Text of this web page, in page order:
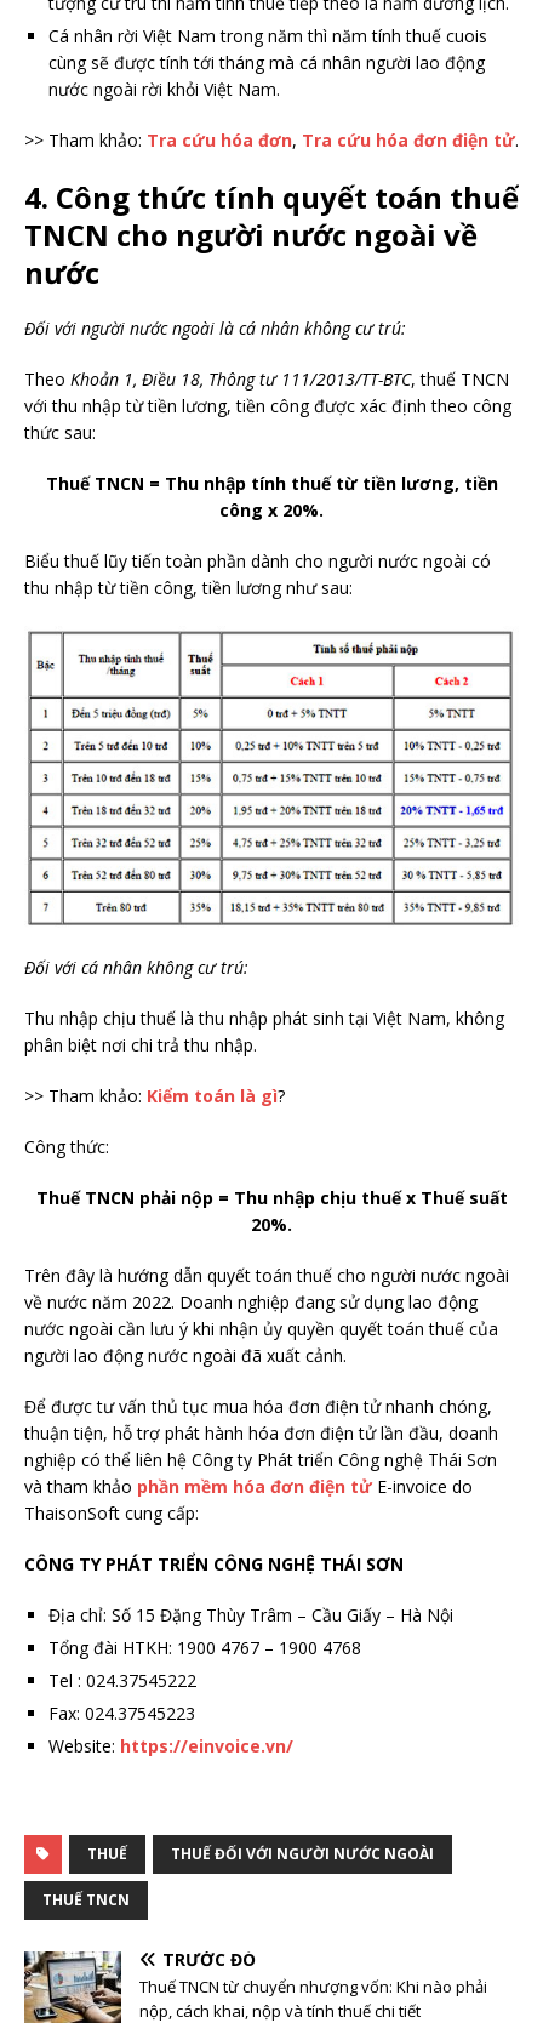
Cá nhân rời Việt Nam trong năm thì năm tính thuế cuois
cùng sẽ được tính tới tháng mà cá nhân người lao động
nước ngoài rời khỏi Việt Nam.
>> Tham khảo: Tra cứu hóa đơn, Tra cứu hóa đơn điện tử.
4. Công thức tính quyết toán thuế
TNCN cho người nước ngoài về
nước
Đối với người nước ngoài là cá nhân không cư trú:
Theo Khoản 1, Điều 18, Thông tư 111/2013/TT-BTC, thuế TNCN
với thu nhập từ tiền lương, tiền công được xác định theo công
thức sau:
Thuế TNCN = Thu nhập tính thuế từ tiền lương, tiền
công x 20%.
Biểu thuế lũy tiến toàn phần dành cho người nước ngoài có
thu nhập từ tiền công, tiền lương như sau:
Đối với cá nhân không cư trú:
Thu nhập chịu thuế là thu nhập phát sinh tại Việt Nam, không
phân biệt nơi chi trả thu nhập.
>> Tham khảo: Kiểm toán là gì?
Công thức:
Thuế TNCN phải nộp = Thu nhập chịu thuế x Thuế suất
20%.
Trên đây là hướng dẫn quyết toán thuế cho người nước ngoài
về nước năm 2022. Doanh nghiệp đang sử dụng lao động
nước ngoài cần lưu ý khi nhận ủy quyền quyết toán thuế của
người lao động nước ngoài đã xuất cảnh.
Để được tư vấn thủ tục mua hóa đơn điện tử nhanh chóng,
thuận tiện, hỗ trợ phát hành hóa đơn điện tử lần đầu, doanh
nghiệp có thể liên hệ Công ty Phát triển Công nghệ Thái Sơn
và tham khảo phần mềm hóa đơn điện tửE-invoice do
ThaisonSoft cung cấp:
CÔNG TY PHÁT TRIỂN CÔNG NGHỆ THÁI SƠN
Địa chỉ: Số 15 Đặng Thùy Trâm – Cầu Giấy – Hà Nội
Tổng đài HTKH: 1900 4767 – 1900 4768
Tel : 024.37545222
Fax: 024.37545223
Website: https://einvoice.vn/
THUẾ THUẾ ĐỐI VỚI NGƯỜI NƯỚC NGOÀI
THUẾ TNCN
TRƯỚC ĐÓ
Thuế TNCN từ chuyển nhượng vốn: Khi nào phải
nộp, cách khai, nộp và tính thuế chi tiết